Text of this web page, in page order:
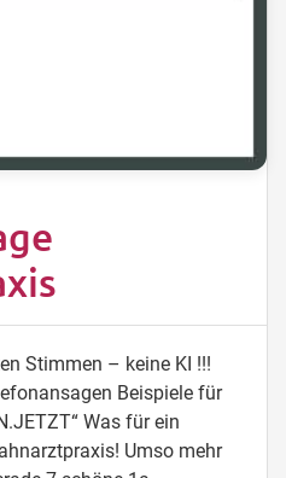
Stimmen – keine KI !!!
Beispiele für
Was für ein
Umso mehr